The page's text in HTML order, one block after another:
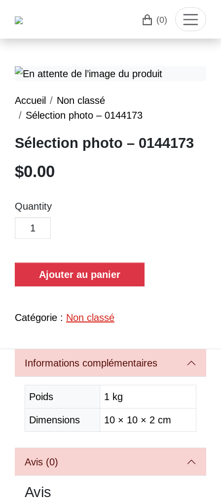
(0)
Accueil
Non classé
Sélection photo – 0144173
Sélection photo – 0144173
$0.00
Quantity
Ajouter au panier
Catégorie : Non classé
Informations complémentaires
Poids 1 kg
Dimensions 10 × 10 × 2 cm
Avis (0)
Avis